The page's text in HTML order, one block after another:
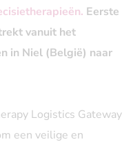
Eerste
vanuit het
in Niel (België) naar
Logistics Gateway
een veilige en